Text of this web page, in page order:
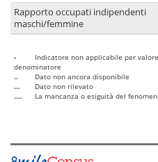
Rapporto occupati indipendenti
maschi/femmine
-
Indicatore non applicabile per
denominatore
..
Dato non ancora disponibile
...
Dato non rilevato
....
La mancanza o esiguità del